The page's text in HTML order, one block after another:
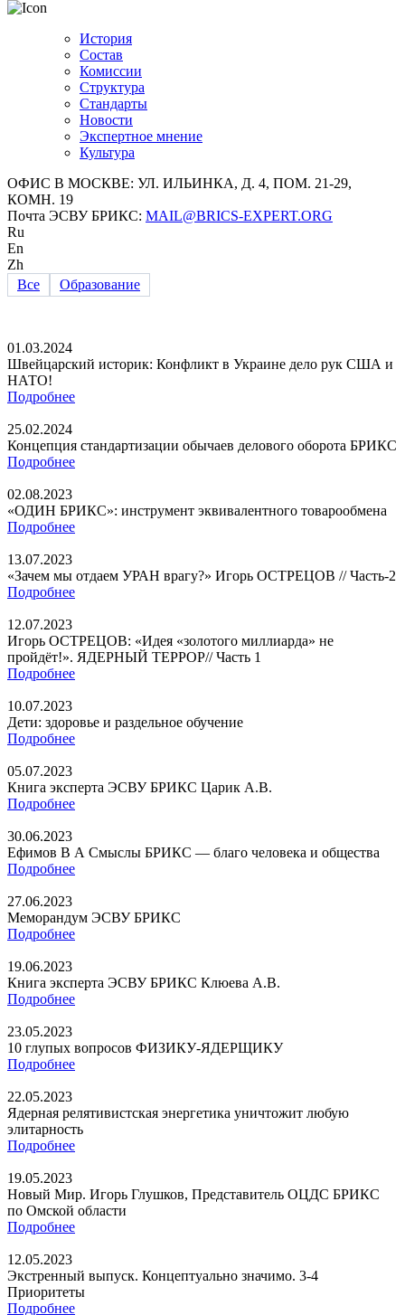
История
Состав
Комиссии
Структура
Стандарты
Новости
Экспертное мнение
Культура
ОФИС В МОСКВЕ: УЛ. ИЛЬИНКА, Д. 4, ПОМ. 21-29,
КОМН. 19
Почта ЭСВУ БРИКС: MAIL@BRICS-EXPERT.ORG
Ru
En
Zh
Все
Образование
01.03.2024
Швейцарский историк: Конфликт в Украине дело рук США и
НАТО!
Подробнее
25.02.2024
Концепция стандартизации обычаев делового оборота БРИКС
Подробнее
02.08.2023
«ОДИН БРИКС»: инструмент эквивалентного товарообмена
Подробнее
13.07.2023
«Зачем мы отдаем УРАН врагу?» Игорь ОСТРЕЦОВ // Часть-2
Подробнее
12.07.2023
Игорь ОСТРЕЦОВ: «Идея «золотого миллиарда» не
пройдёт!». ЯДЕРНЫЙ ТЕРРОР// Часть 1
Подробнее
10.07.2023
Дети: здоровье и раздельное обучение
Подробнее
05.07.2023
Книга эксперта ЭСВУ БРИКС Царик А.В.
Подробнее
30.06.2023
Ефимов В А Смыслы БРИКС — благо человека и общества
Подробнее
27.06.2023
Меморандум ЭСВУ БРИКС
Подробнее
19.06.2023
Книга эксперта ЭСВУ БРИКС Клюева А.В.
Подробнее
23.05.2023
10 глупых вопросов ФИЗИКУ-ЯДЕРЩИКУ
Подробнее
22.05.2023
Ядерная релятивистская энергетика уничтожит любую
элитарность
Подробнее
19.05.2023
Новый Мир. Игорь Глушков, Представитель ОЦДС БРИКС
по Омской области
Подробнее
12.05.2023
Экстренный выпуск. Концептуально значимо. 3-4
Приоритеты
Подробнее